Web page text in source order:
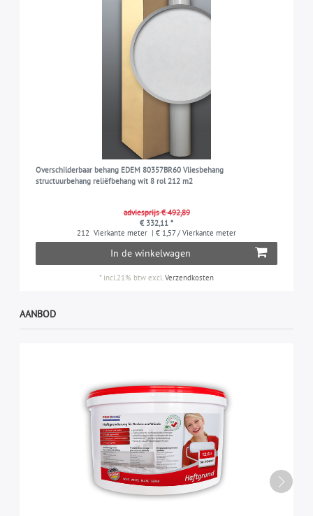
Overschilderbaar behang EDEM 80357BR60 Vliesbehang
structuurbehang reliëfbehang wit 8 rol 212 m2
adviesprijs € 492,89
€ 332,11 *
212 Vierkante meter | € 1,57 / Vierkante meter
In de winkelwagen
* incl.21% btw excl. Verzendkosten
AANBOD